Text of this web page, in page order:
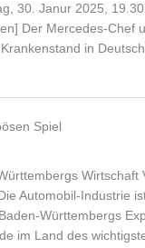
30. Janur 2025,
Der Mercedes-Chef
in
Spiel
Wirtschaft
Automobil-Industrie
Württembergs
im Land des